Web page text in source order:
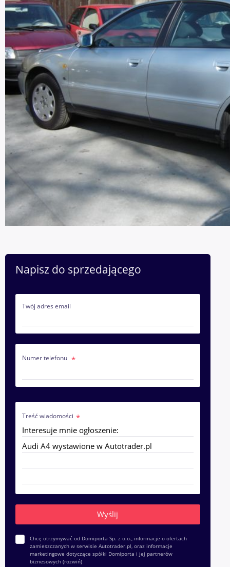
Napisz do sprzedającego
Twój adres email
Numer telefonu
Treść wiadomości
Chcę otrzymywać od Domiporta Sp. z o.o., informacje o ofertach
zamieszczanych w serwisie Autotrader.pl, oraz informacje
marketingowe dotyczące spółki Domiporta i jej partnerów
biznesowych (rozwiń)